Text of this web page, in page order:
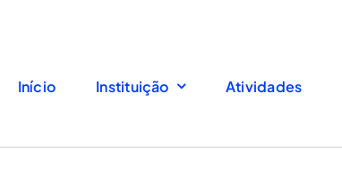
Início Instituição Atividades